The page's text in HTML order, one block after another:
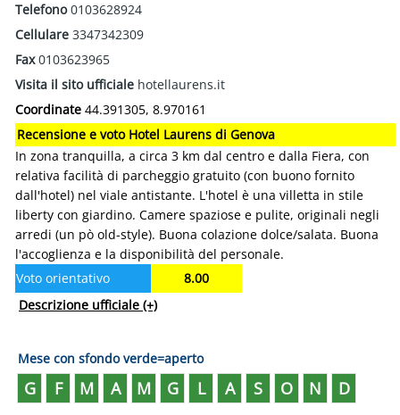
Telefono0103628924
Cellulare 3347342309
Fax0103623965
Visita il sito ufficiale hotellaurens.it
Coordinate 44.391305, 8.970161
Recensione e voto Hotel Laurens di Genova
In zona tranquilla, a circa 3 km dal centro e dalla Fiera, con
relativa facilità di parcheggio gratuito (con buono fornito
dall'hotel) nel viale antistante. L'hotel è una villetta in stile
liberty con giardino. Camere spaziose e pulite, originali negli
arredi (un pò old-style). Buona colazione dolce/salata. Buona
l'accoglienza e la disponibilità del personale.
Voto orientativo
8.00
Descrizione ufficiale (+)
Mese con sfondo verde=aperto
G F M A M G L A S O N D